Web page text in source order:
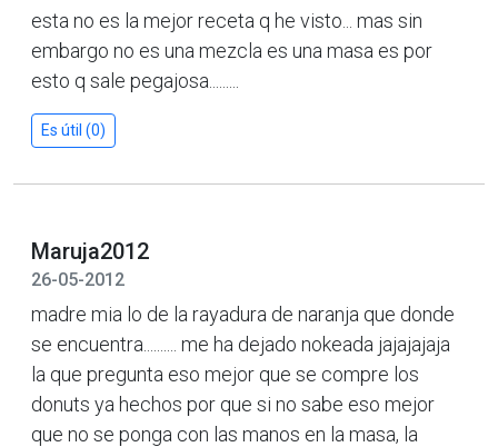
esta no es la mejor receta q he visto... mas sin
embargo no es una mezcla es una masa es por
esto q sale pegajosa.........
Es útil (0)
Maruja2012
26-05-2012
madre mia lo de la rayadura de naranja que donde
se encuentra.......... me ha dejado nokeada jajajajaja
la que pregunta eso mejor que se compre los
donuts ya hechos por que si no sabe eso mejor
que no se ponga con las manos en la masa, la